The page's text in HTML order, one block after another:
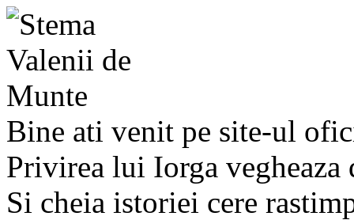
Bine ati venit pe site-ul
Privirea lui Iorga
Si cheia istoriei cere